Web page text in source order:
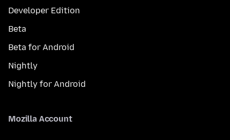
Developer Edition
Beta
Beta for Android
Nightly
Nightly for Android
Mozilla Account